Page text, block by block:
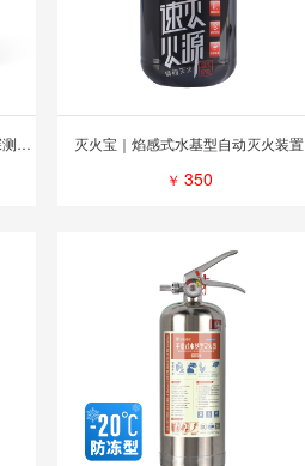
烟感报警器｜独立式光电感烟火灾探测报警器
灭火宝｜焰感式水基型自动灭火装置
￥ 350